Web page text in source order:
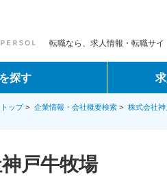
転職なら、求人情報・転職サイ
探す
ップ> 企業情報・会社概要検索 > 株式会社
戸牛牧場